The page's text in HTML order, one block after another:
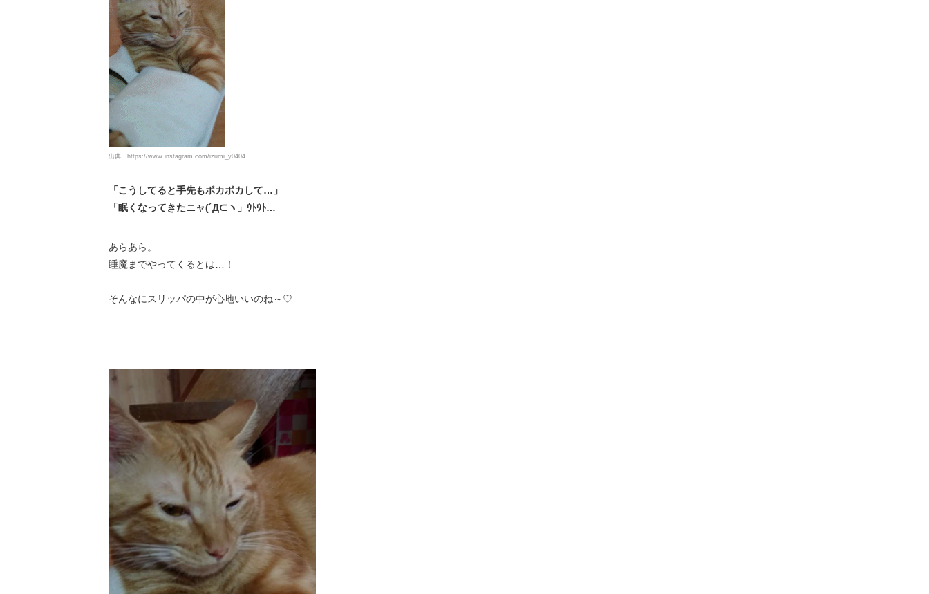
出典 https://www.instagram.com/izumi_y0404
「こうしてると手先もポカポカして…」
「眠くなってきたニャ(´Д⊂ヽ」ｳﾄｳﾄ…
あらあら。
睡魔までやってくるとは…！
そんなにスリッパの中が心地いいのね～♡